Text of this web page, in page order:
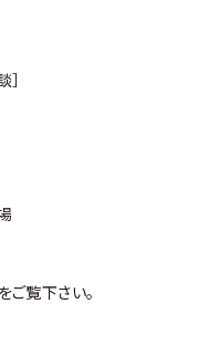
ご覧下さい。